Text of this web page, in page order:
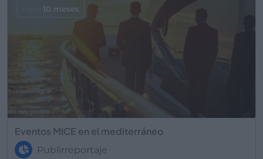
Eventos MICE en el mediterráneo
Publirreportaje
10 meses